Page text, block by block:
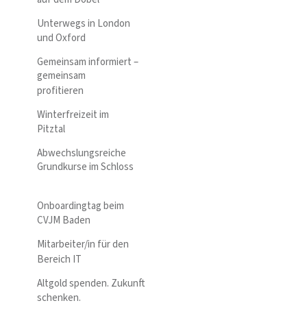
Unterwegs in London
und Oxford
Gemeinsam informiert –
gemeinsam
profitieren
Winterfreizeit im
Pitztal
Abwechslungsreiche
Grundkurse im Schloss
Onboardingtag beim
CVJM Baden
Mitarbeiter/in für den
Bereich IT
Altgold spenden. Zukunft
schenken.